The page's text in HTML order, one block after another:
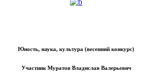
Юность, наука, культура (весенний конкурс)
Участник Муратов Владислав Валерьевич